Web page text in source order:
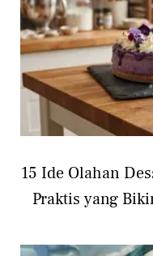
15 Ide Olahan
Praktis yang